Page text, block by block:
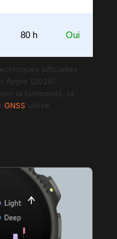
80 h Oui
officielles
Apple (2025).
la luminosité, la
GNSS utilisé.